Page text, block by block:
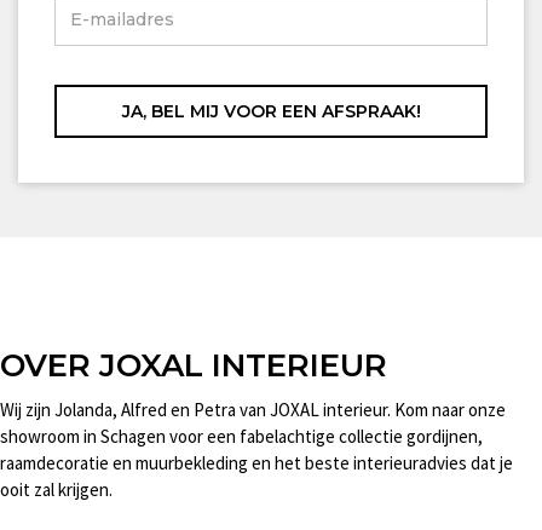
OVER JOXAL INTERIEUR
Wij zijn Jolanda, Alfred en Petra van JOXAL interieur. Kom naar onze
showroom in Schagen voor een fabelachtige collectie gordijnen,
raamdecoratie en muurbekleding en het beste interieuradvies dat je
ooit zal krijgen.